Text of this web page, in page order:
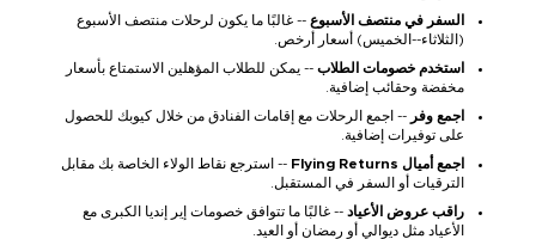
السفر في منتصف الأسبوع -- غالبًا ما يكون لرحلات منتصف الأسبوع
(الثلاثاء--الخميس) أسعار أرخص.
استخدم خصومات الطلاب -- يمكن للطلاب المؤهلين الاستمتاع بأسعار
مخفضة وحقائب إضافية.
اجمع وفر -- اجمع الرحلات مع إقامات الفنادق من خلال كيوبك للحصول
على توفيرات إضافية.
اجمع أميال Flying Returns
-- استرجع نقاط الولاء الخاصة بك مقابل
الترقيات أو السفر في المستقبل.
راقب عروض الأعياد -- غالبًا ما تتوافق خصومات إير إنديا الكبرى مع
الأعياد مثل ديوالي أو رمضان أو العيد.